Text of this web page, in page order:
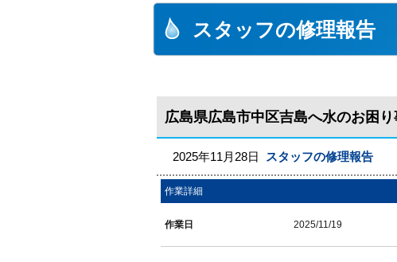
スタッフの修理報告
広島県広島市中区吉島へ水のお困り
2025年11月28日 スタッフの修理報告
作業詳細
作業日 2025/11/19